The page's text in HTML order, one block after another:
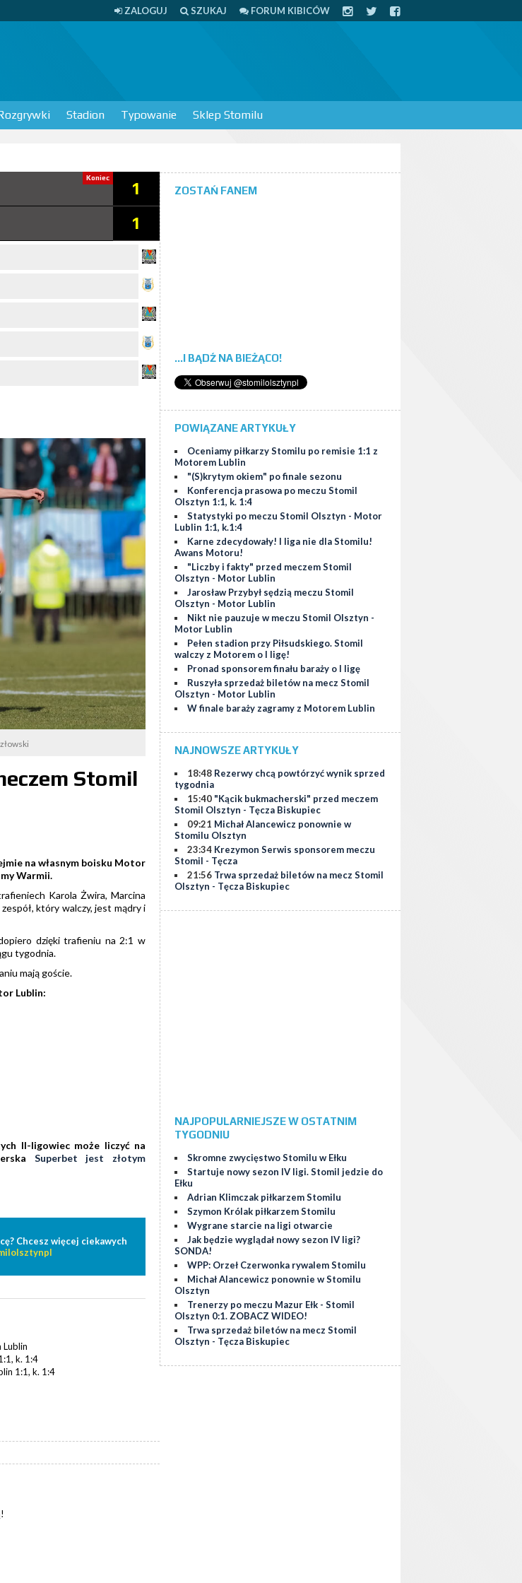
ZALOGUJ SZUKAJ FORUM KIBICÓW
Stadion Typowanie Sklep Stomilu
Koniec
1
1
Stomil
na własnym boisku Motor
Warmii.
Karola Żwira, Marcina
który walczy, jest mądry i
dzięki trafieniu na 2:1 w
tygodnia.
mają goście.
Lublin:
II-ligowiec może liczyć na
Superbet jest złotym
Chcesz więcej ciekawych
Lublin
k. 1:4
1:1, k. 1:4
ZOSTAŃ FANEM
...I BĄDŹ NA BIEŻĄCO!
POWIĄZANE ARTYKUŁY
Oceniamy piłkarzy Stomilu po remisie 1:1 z
Motorem Lublin
"(S)krytym okiem" po finale sezonu
Konferencja prasowa po meczu Stomil
Olsztyn 1:1, k. 1:4
Statystyki po meczu Stomil Olsztyn - Motor
Lublin 1:1, k.1:4
Karne zdecydowały! I liga nie dla Stomilu!
Awans Motoru!
"Liczby i fakty" przed meczem Stomil
Olsztyn - Motor Lublin
Jarosław Przybył sędzią meczu Stomil
Olsztyn - Motor Lublin
Nikt nie pauzuje w meczu Stomil Olsztyn -
Motor Lublin
Pełen stadion przy Piłsudskiego. Stomil
walczy z Motorem o I ligę!
Pronad sponsorem finału baraży o I ligę
Ruszyła sprzedaż biletów na mecz Stomil
Olsztyn - Motor Lublin
W finale baraży zagramy z Motorem Lublin
NAJNOWSZE ARTYKUŁY
18:48 Rezerwy chcą powtórzyć wynik sprzed
tygodnia
15:40 "Kącik bukmacherski" przed meczem
Stomil Olsztyn - Tęcza Biskupiec
09:21 Michał Alancewicz ponownie w
Stomilu Olsztyn
23:34 Krezymon Serwis sponsorem meczu
Stomil - Tęcza
21:56 Trwa sprzedaż biletów na mecz Stomil
Olsztyn - Tęcza Biskupiec
NAJPOPULARNIEJSZE W OSTATNIM
TYGODNIU
Skromne zwycięstwo Stomilu w Ełku
Startuje nowy sezon IV ligi. Stomil jedzie do
Ełku
Adrian Klimczak piłkarzem Stomilu
Szymon Królak piłkarzem Stomilu
Wygrane starcie na ligi otwarcie
Jak będzie wyglądał nowy sezon IV ligi?
SONDA!
WPP: Orzeł Czerwonka rywalem Stomilu
Michał Alancewicz ponownie w Stomilu
Olsztyn
Trenerzy po meczu Mazur Ełk - Stomil
Olsztyn 0:1. ZOBACZ WIDEO!
Trwa sprzedaż biletów na mecz Stomil
Olsztyn - Tęcza Biskupiec